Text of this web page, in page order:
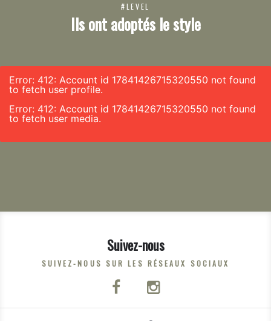
#LEVEL
Ils ont adoptés le style
Error: 412: Account id 17841426715320550 not found
to fetch user profile.
Error: 412: Account id 17841426715320550 not found
to fetch user media.
Suivez-nous
SUIVEZ-NOUS SUR LES RÉSEAUX SOCIAUX